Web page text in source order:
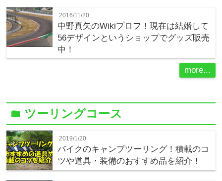
2016/11/20
中野真矢のWikiプロフ！現在は結婚して
56デザインというショップでグッズ販売
中！
more...
folder ツーリングコース
2019/1/20
バイクのキャンプツーリング！積載のコ
ツや道具・装備のおすすめ品を紹介！